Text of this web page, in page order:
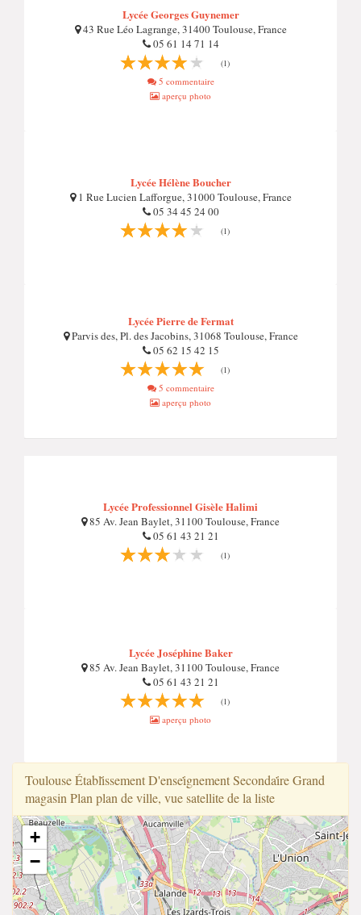
Lycée Georges Guynemer
43 Rue Léo Lagrange, 31400 Toulouse, France
05 61 14 71 14
(1)
5 commentaire
aperçu photo
Lycée Hélène Boucher
1 Rue Lucien Lafforgue, 31000 Toulouse, France
05 34 45 24 00
(1)
Lycée Pierre de Fermat
Parvis des, Pl. des Jacobins, 31068 Toulouse, France
05 62 15 42 15
(1)
5 commentaire
aperçu photo
Lycée Professionnel Gisèle Halimi
85 Av. Jean Baylet, 31100 Toulouse, France
05 61 43 21 21
(1)
Lycée Joséphine Baker
85 Av. Jean Baylet, 31100 Toulouse, France
05 61 43 21 21
(1)
aperçu photo
Toulouse Établi̇̇ssement D'ensei̇̇gnement Secondai̇̇re Grand
magasin Plan plan de ville, vue satellite de la liste
+
−